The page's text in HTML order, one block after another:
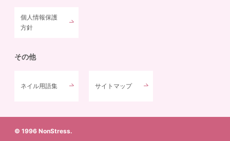
個人情報保護
方針
その他
ネイル用語集 サイトマップ
© 1996 NonStress.